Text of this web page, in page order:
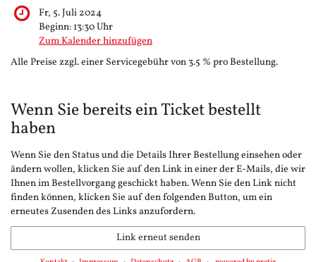
Fr, 5. Juli 2024
Beginn: 13:30Uhr
Zum Kalender hinzufügen
Alle Preise zzgl. einer Servicegebühr von 3.5 % pro Bestellung.
Wenn Sie bereits ein Ticket bestellt
haben
Wenn Sie den Status und die Details Ihrer Bestellung einsehen oder
ändern wollen, klicken Sie auf den Link in einer der E-Mails, die wir
Ihnen im Bestellvorgang geschickt haben. Wenn Sie den Link nicht
finden können, klicken Sie auf den folgenden Button, um ein
erneutes Zusenden des Links anzufordern.
Link erneut senden